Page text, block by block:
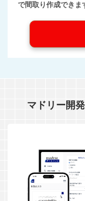
で間取り作成できま
マドリー開